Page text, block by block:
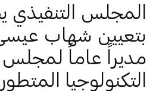
المجلس التنفيذي
بتعيين شهاب
مديراً عاماً لمجلس
التكنولوجيا